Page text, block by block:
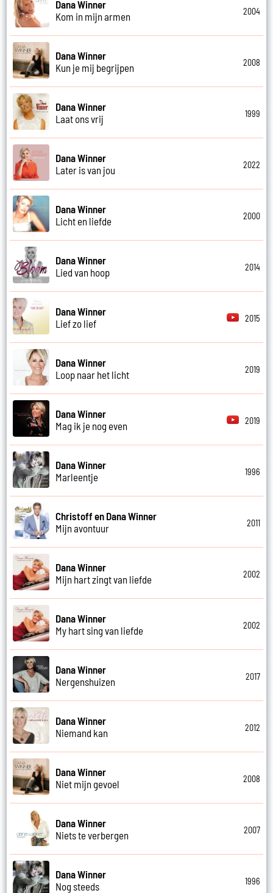
Dana Winner
Kom in mijn armen
2004
Dana Winner
Kun je mij begrijpen
2008
Dana Winner
Laat ons vrij
1999
Dana Winner
Later is van jou
2022
Dana Winner
Licht en liefde
2000
Dana Winner
Lied van hoop
2014
Dana Winner
Lief zo lief
2015
Dana Winner
Loop naar het licht
2019
Dana Winner
Mag ik je nog even
2019
Dana Winner
Marleentje
1996
Christoff en Dana Winner
Mijn avontuur
2011
Dana Winner
Mijn hart zingt van liefde
2002
Dana Winner
My hart sing van liefde
2002
Dana Winner
Nergenshuizen
2017
Dana Winner
Niemand kan
2012
Dana Winner
Niet mijn gevoel
2008
Dana Winner
Niets te verbergen
2007
Dana Winner
Nog steeds
1996